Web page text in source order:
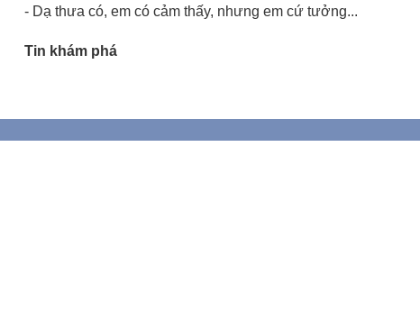
- Dạ thưa có, em có cảm thấy, nhưng em cứ tưởng...
Tin khám phá